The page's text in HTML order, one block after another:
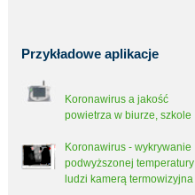
Przykładowe aplikacje
Koronawirus a jakość
powietrza w biurze, szkole
Koronawirus - wykrywanie
podwyższonej temperatury
ludzi kamerą termowizyjna